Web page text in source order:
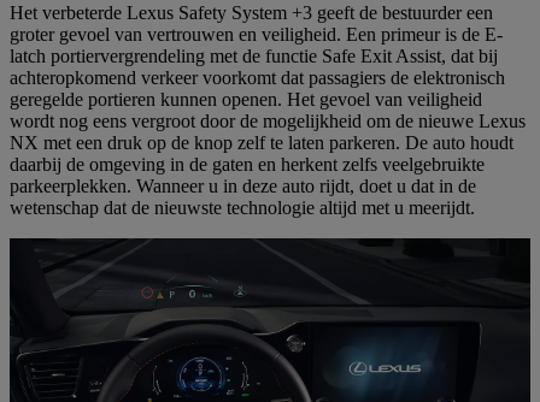
Het verbeterde Lexus Safety System +3 geeft de bestuurder een
groter gevoel van vertrouwen en veiligheid. Een primeur is de E-
latch portiervergrendeling met de functie Safe Exit Assist, dat bij
achteropkomend verkeer voorkomt dat passagiers de elektronisch
geregelde portieren kunnen openen. Het gevoel van veiligheid
wordt nog eens vergroot door de mogelijkheid om de nieuwe Lexus
NX met een druk op de knop zelf te laten parkeren. De auto houdt
daarbij de omgeving in de gaten en herkent zelfs veelgebruikte
parkeerplekken. Wanneer u in deze auto rijdt, doet u dat in de
wetenschap dat de nieuwste technologie altijd met u meerijdt.